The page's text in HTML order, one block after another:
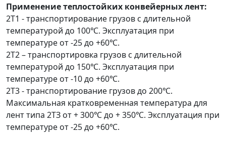
Применение теплостойких конвейерных лент:
2Т1 - транспортирование грузов с длительной
температурой до 100℃. Эксплуатация при
температуре от -25 до +60℃.
2Т2 – транспортировка грузов с длительной
температурой до 150℃. Эксплуатация при
температуре от -10 до +60℃.
2Т3 - транспортирование грузов до 200℃.
Максимальная кратковременная температура для
лент типа 2ТЗ от + 300℃ до + 350℃. Эксплуатация при
температуре от -25 до +60℃.